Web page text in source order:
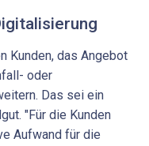
Kunden, das Angebot
oder
Das sei ein
"Für die Kunden
Aufwand für die